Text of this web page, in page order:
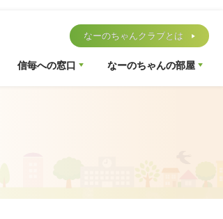
なーのちゃんクラブとは
信毎への窓口 なーのちゃんの部屋